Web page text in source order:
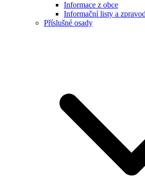
Informace z obce
Informační listy a
Příslušné osady